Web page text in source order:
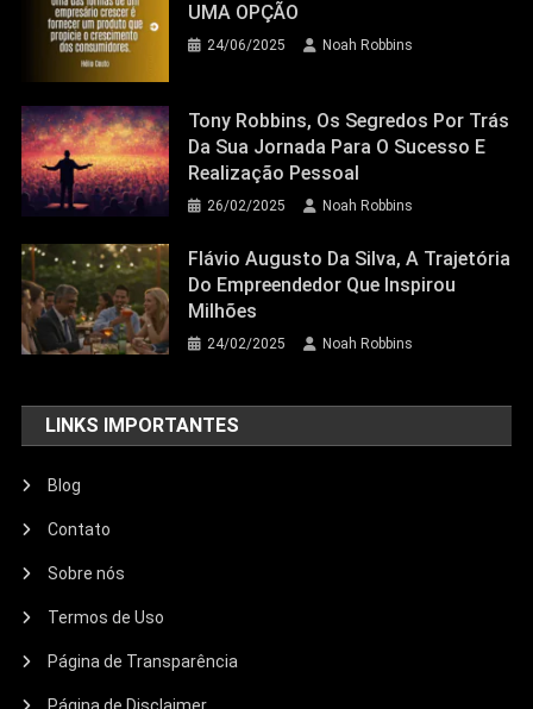
UMA OPÇÃO
24/06/2025 Noah Robbins
Tony Robbins, Os Segredos Por Trás
Da Sua Jornada Para O Sucesso E
Realização Pessoal
26/02/2025 Noah Robbins
Flávio Augusto Da Silva, A Trajetória
Do Empreendedor Que Inspirou
Milhões
24/02/2025 Noah Robbins
LINKS IMPORTANTES
Blog
Contato
Sobre nós
Termos de Uso
Página de Transparência